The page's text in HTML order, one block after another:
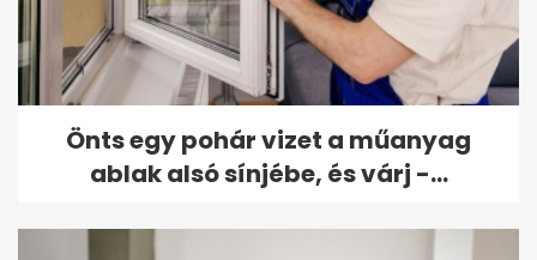
Önts egy pohár vizet a műanyag
ablak alsó sínjébe, és várj -...